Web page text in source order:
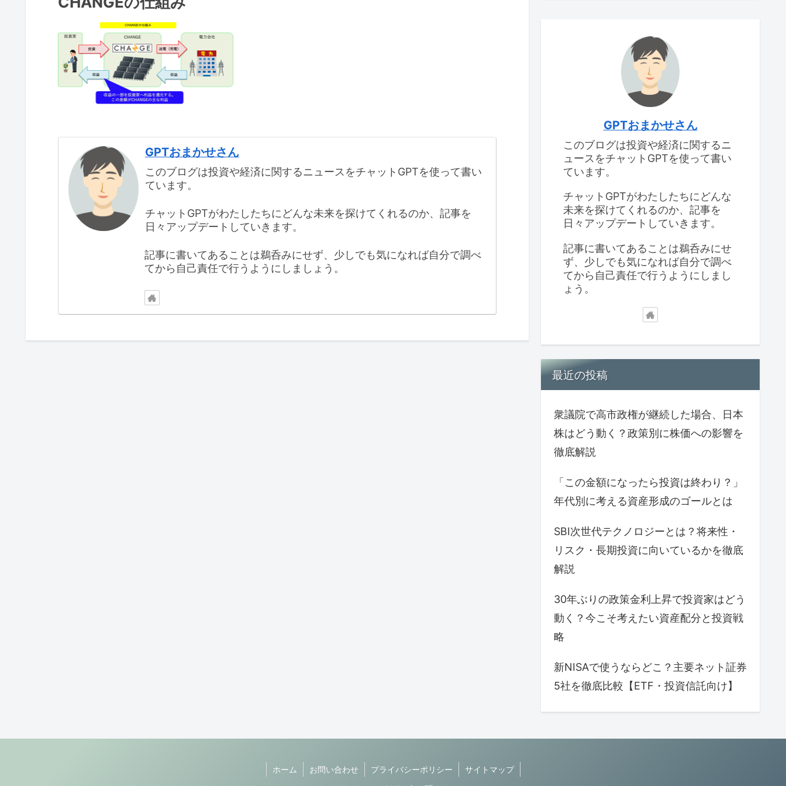
GPTおまかせさん
このブログは投資や経済に関するニュースをチャットGPTを使って書い
ています。
チャットGPTがわたしたちにどんな未来を探けてくれるのか、記事を
日々アップデートしていきます。
記事に書いてあることは鵜呑みにせず、少しでも気になれば自分で調べ
てから自己責任で行うようにしましょう。
GPTおまかせさん
このブログは投資や経済に関するニ
ュースをチャットGPTを使って書い
ています。
チャットGPTがわたしたちにどんな
未来を探けてくれるのか、記事を
日々アップデートしていきます。
記事に書いてあることは鵜呑みにせ
ず、少しでも気になれば自分で調べ
てから自己責任で行うようにしまし
ょう。
最近の投稿
衆議院で高市政権が継続した場合、日本
株はどう動く？政策別に株価への影響を
徹底解説
「この金額になったら投資は終わり？」
年代別に考える資産形成のゴールとは
SBI次世代テクノロジーとは？将来性・
リスク・長期投資に向いているかを徹底
解説
30年ぶりの政策金利上昇で投資家はどう
動く？今こそ考えたい資産配分と投資戦
略
新NISAで使うならどこ？主要ネット証券
5社を徹底比較【ETF・投資信託向け】
ホーム お問い合わせ プライバシーポリシー
サイトマップ